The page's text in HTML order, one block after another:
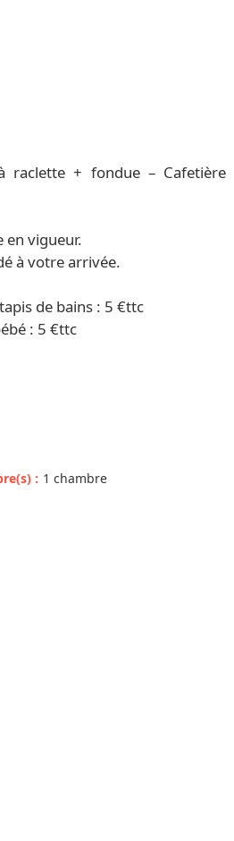
raclette + fondue – Cafetière
en vigueur.
à votre arrivée.
de bains : 5 €ttc
: 5 €ttc
: 1 chambre